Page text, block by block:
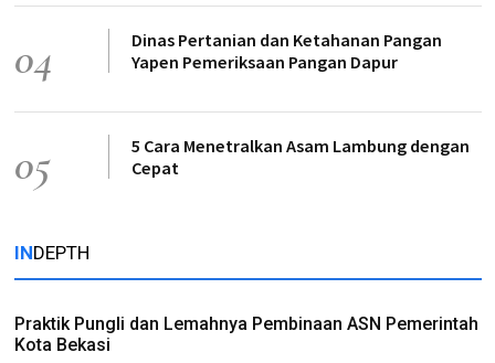
04
Dinas Pertanian dan Ketahanan Pangan
Yapen Pemeriksaan Pangan Dapur
05
5 Cara Menetralkan Asam Lambung dengan
Cepat
INDEPTH
Praktik Pungli dan Lemahnya Pembinaan ASN Pemerintah
Kota Bekasi